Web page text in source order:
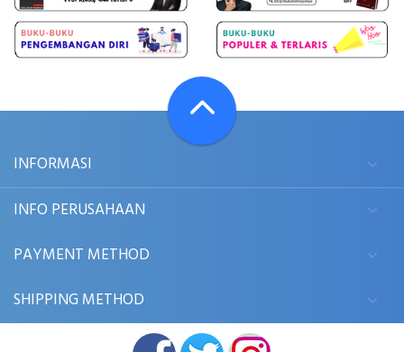
INFORMASI
INFO PERUSAHAAN
PAYMENT METHOD
SHIPPING METHOD